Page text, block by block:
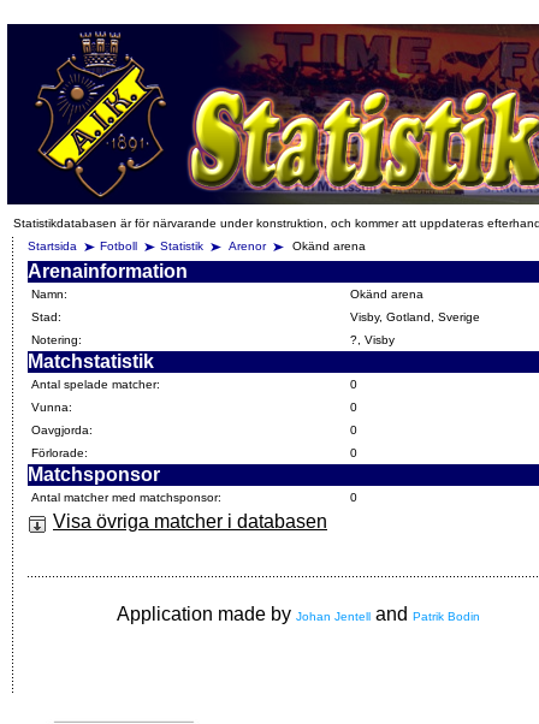
Statistikdatabasen är för närvarande under konstruktion, och kommer att uppdateras
Startsida
Fotboll Statistik Arenor Okänd arena
Arenainformation
Namn:
Okänd arena
Stad:
Visby, Gotland, Sverige
Notering:
?, Visby
Matchstatistik
Antal spelade matcher:
0
Vunna:
0
Oavgjorda:
0
Förlorade:
0
Matchsponsor
Antal matcher med matchsponsor: 0
Visa övriga matcher i databasen
Application made by Johan Jentell and Patrik Bodin